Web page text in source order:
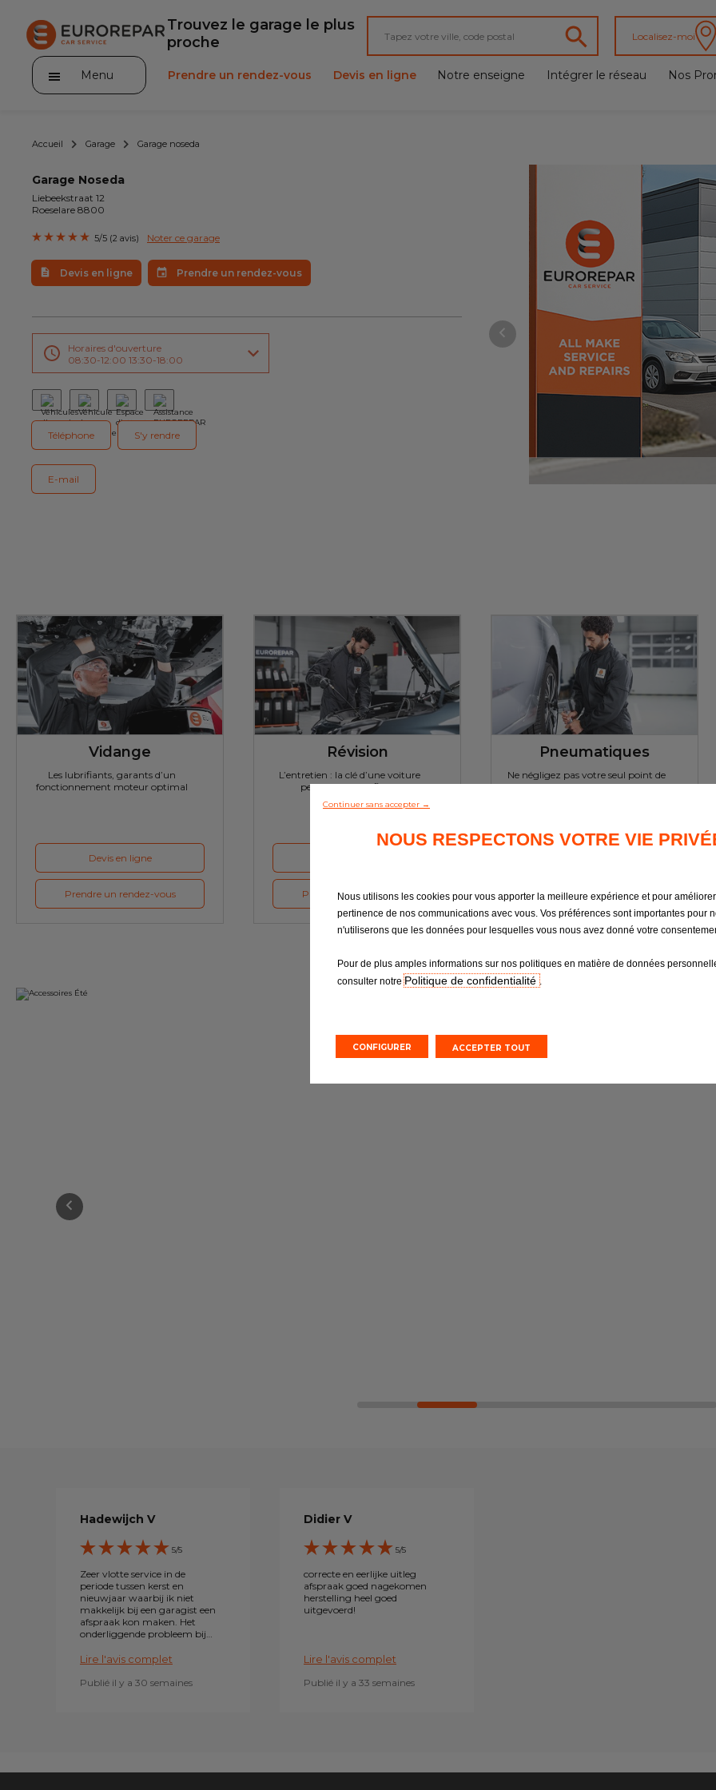
Trouvez le garage le plus
proche
Localisez-moi
Menu
Service client
Promotions
Notre actualité
Nos prestations
Prendre un rendez-vous Devis en ligne Notre enseigne Intégrer le réseau Nos
Accueil Garage Garage noseda
Garage Noseda
Liebeekstraat 12
Roeselare 8800
5/5 (2 avis) Noter ce garage
Devis en ligne Prendre un rendez-vous
Horaires d'ouverture
08:30-12:00 13:30-18:00
Téléphone S'y rendre
E-mail
Vidange
Les lubrifiants, garants d’un
fonctionnement moteur optimal
Devis en ligne
Prendre un rendez-vous
Révision
L’entretien : la clé d’une voiture
performante et fiable
Prendre un rendez-vous
Pneumatiques
Ne négligez pas votre seul point de
contact avec la route
Prendre un rendez-vous
Hadewijch V
5/5
Zeer vlotte service in de
periode tussen kerst en
nieuwjaar waarbij ik niet
makkelijk bij een garagist een
afspraak kon maken. Het
onderliggende probleem bij
gevonden. Ook het probleem
door de garagist. Ik ken
Lire l'avis complet
Publié il y a 30 semaines
Didier V
5/5
correcte en eerlijke uitleg
afspraak goed nagekomen
herstelling heel goed
uitgevoerd!
Lire l'avis complet
Publié il y a 33 semaines
Continuer sans accepter →
NOUS RESPECTONS VOTRE VIE
Nous utilisons les cookies pour vous apporter la meilleure expérience et pour
pertinence de nos communications avec vous. Vos préférences sont importantes pour
n'utiliserons que les données pour lesquelles vous nous avez donné votre
Pour de plus amples informations sur nos politiques en matière de données
consulter notrePolitique de confidentialité .
CONFIGURER ACCEPTER TOUT